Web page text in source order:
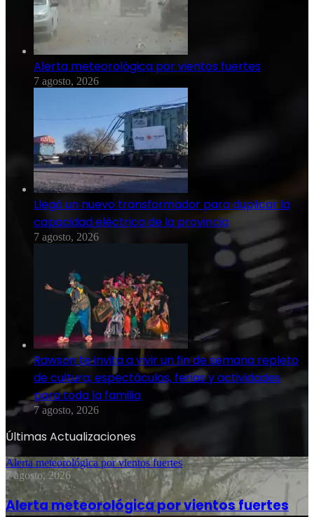
Alerta meteorológica por vientos fuertes
7 agosto, 2026
Llegó un nuevo transformador para duplicar la
capacidad eléctrica de la provincia
7 agosto, 2026
Rawson te invita a vivir un fin de semana repleto
de cultura, espectáculos, ferias y actividades
para toda la familia
7 agosto, 2026
Últimas Actualizaciones
Alerta meteorológica por vientos fuertes
7 agosto, 2026
Alerta meteorológica por vientos fuertes